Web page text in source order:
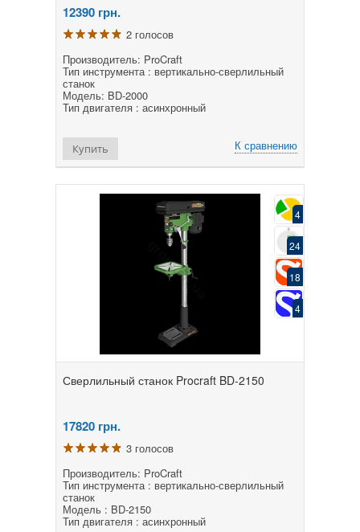
12390 грн.
2 голосов
Производитель: ProCraft
Тип инструмента : вертикально-сверлильный
станок
Модель: BD-2000
Тип двигателя : асинхронный
К сравнению
Купить
4
24
18
4
Сверлильный станок Procraft BD-2150
17820 грн.
3 голосов
Производитель: ProCraft
Тип инструмента : вертикально-сверлильный
станок
Модель : BD-2150
Тип двигателя : асинхронный